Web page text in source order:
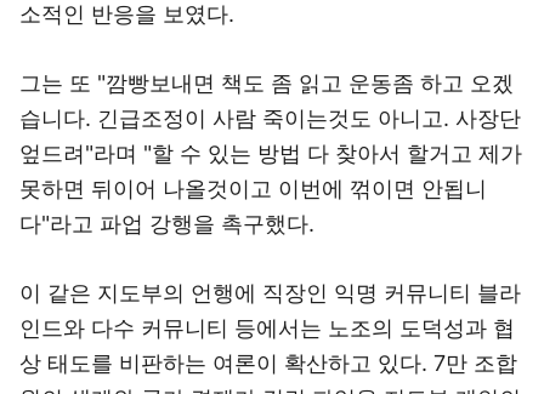
소적인 반응을 보였다.
그는 또 "깜빵보내면 책도 좀 읽고 운동좀 하고 오겠
습니다. 긴급조정이 사람 죽이는것도 아니고. 사장단
엎드려"라며 "할 수 있는 방법 다 찾아서 할거고 제가
못하면 뒤이어 나올것이고 이번에 꺾이면 안됩니
다"라고 파업 강행을 촉구했다.
이 같은 지도부의 언행에 직장인 익명 커뮤니티 블라
인드와 다수 커뮤니티 등에서는 노조의 도덕성과 협
상 태도를 비판하는 여론이 확산하고 있다. 7만 조합